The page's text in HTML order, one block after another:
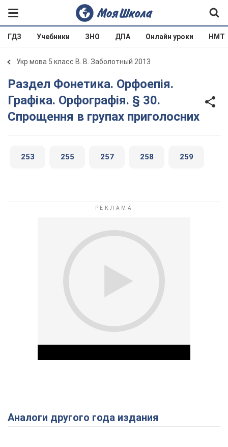
ГДЗ Учебники ЗНО ДПА Онлайн уроки НМТ
Укр мова 5 класс В. В. Заболотный 2013
Раздел Фонетика. Орфоепія.
Графіка. Орфографія. § 30.
Спрощення в групах приголосних
253 255 257 258 259
Play Video
Аналоги другого года издания